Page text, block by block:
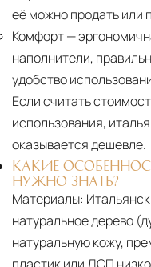
её можно продать или
Комфорт—
наполнители,
удобство
Если считать
использования,
оказывается дешевле.
КАКИЕ
НУЖНО ЗНАТЬ?
Материалы:
натуральное дерево
натуральную кожу,